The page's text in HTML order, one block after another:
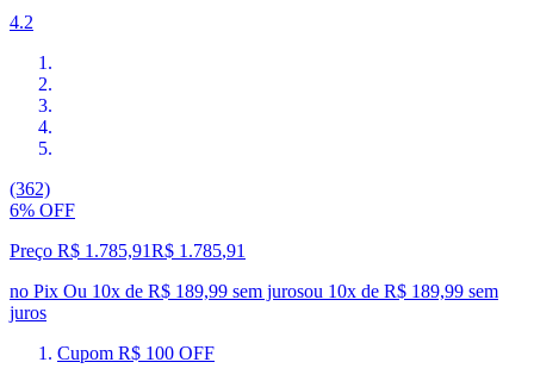
4.2
(362)
6% OFF
Preço R$ 1.785,91R$ 1.785,91
no Pix Ou 10x de R$ 189,99 sem jurosou 10x de R$ 189,99 sem
juros
Cupom R$ 100 OFF